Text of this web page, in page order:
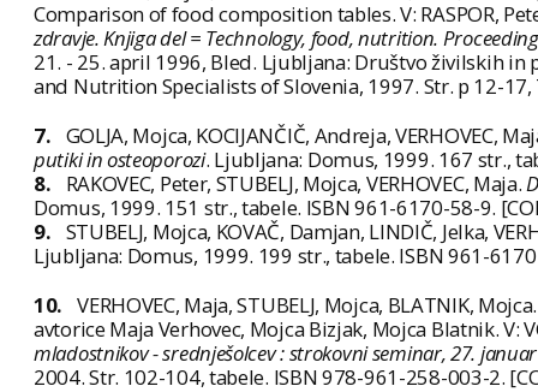
Comparison of food composition tables. V: RASPOR,
zdravje. Knjiga del = Technology, food, nutrition.
21. - 25. april 1996, Bled. Ljubljana: Društvo živilskih
and Nutrition Specialists of Slovenia, 1997. Str. p 12-
7. GOLJA, Mojca, KOCIJANČIČ, Andreja, VERHOVEC,
putiki in osteoporozi. Ljubljana: Domus, 1999. 167 str.,
8.
RAKOVEC, Peter, STUBELJ, Mojca, VERHOVEC, Maja.
Domus, 1999. 151 str., tabele. ISBN 961-6170-58-9.
9. STUBELJ, Mojca, KOVAČ, Damjan, LINDIČ, Jelka,
Ljubljana: Domus, 1999. 199 str., tabele. ISBN 961-
10. VERHOVEC, Maja, STUBELJ, Mojca, BLATNIK,
avtorice Maja Verhovec, Mojca Bizjak, Mojca Blatnik. V:
mladostnikov - srednješolcev : strokovni seminar, 27.
2004. Str. 102-104, tabele. ISBN 978-961-258-003-2.